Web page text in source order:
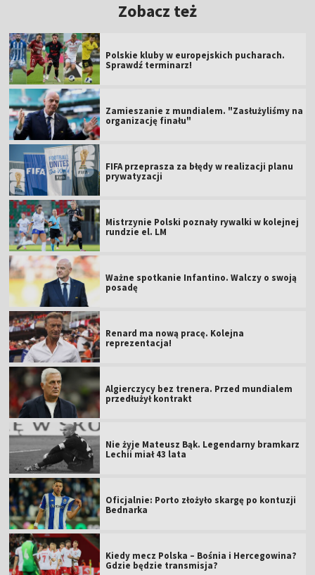
Zobacz też
Polskie kluby w europejskich pucharach.
Sprawdź terminarz!
Zamieszanie z mundialem. "Zasłużyliśmy na
organizację finału"
FIFA przeprasza za błędy w realizacji planu
prywatyzacji
Mistrzynie Polski poznały rywalki w kolejnej
rundzie el. LM
Ważne spotkanie Infantino. Walczy o swoją
posadę
Renard ma nową pracę. Kolejna
reprezentacja!
Algierczycy bez trenera. Przed mundialem
przedłużył kontrakt
Nie żyje Mateusz Bąk. Legendarny bramkarz
Lechii miał 43 lata
Oficjalnie: Porto złożyło skargę po kontuzji
Bednarka
Kiedy mecz Polska – Bośnia i Hercegowina?
Gdzie będzie transmisja?